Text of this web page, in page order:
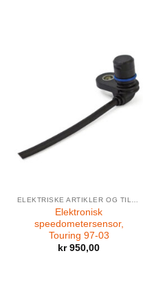
ELEKTRISKE ARTIKLER OG TILBEHØR
Elektronisk
speedometersensor,
Touring 97-03
kr950,00